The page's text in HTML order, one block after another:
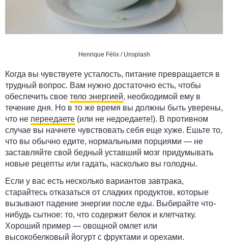
Henrique Félix/ Unsplash
Когда вы чувствуете усталость, питание превращается в
трудный вопрос. Вам нужно достаточно есть, чтобы
обеспечить свое тело энергией, необходимой ему в
течение дня. Но в то же время вы должны быть уверены,
что не переедаете (или не недоедаете!). В противном
случае вы начнете чувствовать себя еще хуже. Ешьте то,
что вы обычно едите, нормальными порциями — не
заставляйте свой бедный уставший мозг придумывать
новые рецепты или гадать, насколько вы голодны.
Если у вас есть несколько вариантов завтрака,
старайтесь отказаться от сладких продуктов, которые
вызывают падение энергии после еды. Выбирайте что-
нибудь сытное: то, что содержит белок и клетчатку.
Хороший пример — овощной омлет или
высокобелковый йогурт с фруктами и орехами.